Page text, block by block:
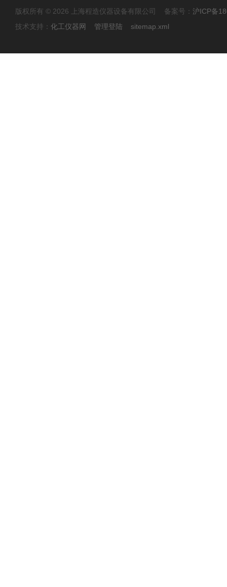
版权所有 © 2026 上海程造仪器设备有限公司 备案号： 沪ICP备
技术支持： 化工仪器网 管理登陆 sitemap.xml